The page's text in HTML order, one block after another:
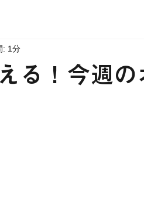
る！今週の
: 1分